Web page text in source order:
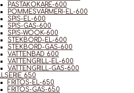
PASTAKOKARE-600
POMMESVÄRMERI-EL-600
SPIS-EL-600
SPIS-GAS-600
SPIS-WOOK-600
STEKBORD-EL-600
STEKBORD-GAS-600
VATTENBAD 600
VATTENGRILL-EL-600
VATTENGRILL-GAS-600
650
FRITÖS-EL-650
FRITÖS-GAS-650